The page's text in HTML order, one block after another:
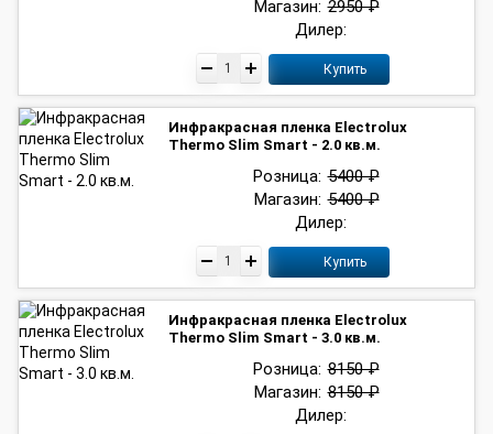
Дилер:
Магазин: 2950 ₽
Купить
Инфракрасная пленка Electrolux
Thermo Slim Smart - 2.0 кв.м.
Дилер:
Розница: 5400 ₽
Магазин: 5400 ₽
Купить
Инфракрасная пленка Electrolux
Thermo Slim Smart - 3.0 кв.м.
Дилер:
Розница: 8150 ₽
Магазин: 8150 ₽